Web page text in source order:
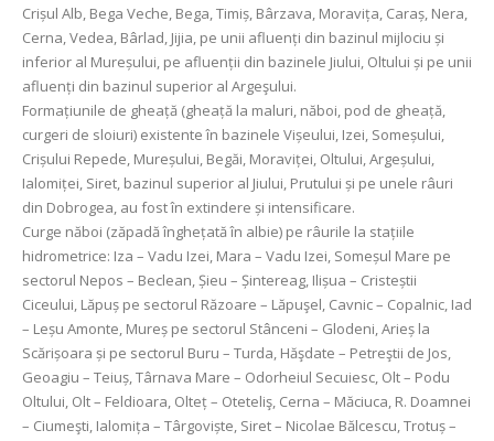
Crișul Alb, Bega Veche, Bega, Timiș, Bârzava, Moravița, Caraș, Nera,
Cerna, Vedea, Bârlad, Jijia, pe unii afluenți din bazinul mijlociu și
inferior al Mureșului, pe afluenții din bazinele Jiului, Oltului și pe unii
afluenți din bazinul superior al Argeşului.
Formațiunile de gheață (gheață la maluri, năboi, pod de gheață,
curgeri de sloiuri) existente în bazinele Vișeului, Izei, Someșului,
Crișului Repede, Mureșului, Begăi, Moraviței, Oltului, Argeșului,
Ialomiței, Siret, bazinul superior al Jiului, Prutului și pe unele râuri
din Dobrogea, au fost în extindere și intensificare.
Curge năboi (zăpadă înghețată în albie) pe râurile la stațiile
hidrometrice: Iza – Vadu Izei, Mara – Vadu Izei, Someșul Mare pe
sectorul Nepos – Beclean, Șieu – Șintereag, Ilișua – Cristeștii
Ciceului, Lăpuș pe sectorul Răzoare – Lăpuşel, Cavnic – Copalnic, Iad
– Leșu Amonte, Mureș pe sectorul Stânceni – Glodeni, Arieș la
Scărișoara și pe sectorul Buru – Turda, Hăşdate – Petreştii de Jos,
Geoagiu – Teiuș, Târnava Mare – Odorheiul Secuiesc, Olt – Podu
Oltului, Olt – Feldioara, Olteț – Oteteliş, Cerna – Măciuca, R. Doamnei
– Ciumeşti, Ialomița – Târgoviște, Siret – Nicolae Bălcescu, Trotuș –